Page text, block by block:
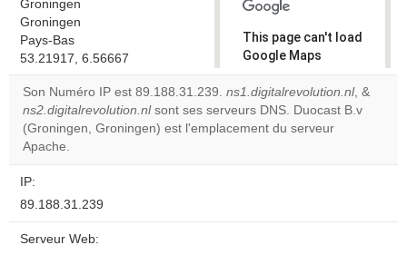
Groningen
Groningen
Pays-Bas
53.21917, 6.56667
This page can't load
Google Maps
correctly.
Do you
own this
Son Numéro IP est 89.188.31.239. ns1.digitalrevolution.nl, &
ns2.digitalrevolution.nlsont ses serveurs DNS. Duocast B.v
(Groningen, Groningen) est l'emplacement du serveur
Apache.
IP:
89.188.31.239
Serveur Web: